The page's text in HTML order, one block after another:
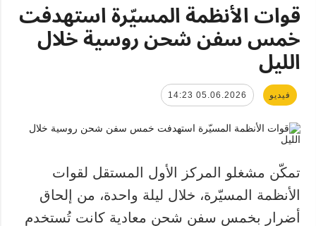
قوات الأنظمة المسيّرة استهدفت
خمس سفن شحن روسية خلال
الليل
فيديو 05.06.2026 14:23
تمكّن مشغلو المركز الأول المستقل لقوات
الأنظمة المسيّرة، خلال ليلة واحدة، من إلحاق
أضرار بخمس سفن شحن معادية كانت تُستخدم